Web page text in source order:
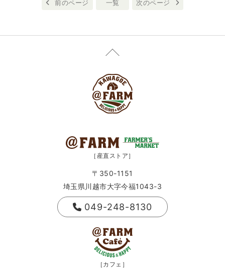
前のページ 一覧 次のページ
［産直ストア］
〒350-1151
埼玉県川越市大字今福1043-3
049-248-8130
［カフェ］